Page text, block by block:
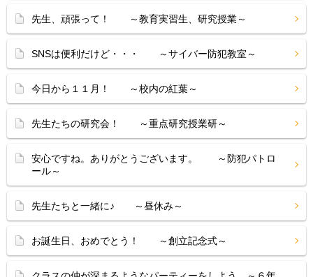
先生、頑張って！ ～教育実習生、研究授業～
SNSは便利だけど・・・ ～サイバー防犯教室～
今日から１１月！ ～校内の紅葉～
先生たちの研究会！ ～重点研究授業研～
安心ですね。ありがとうございます。 ～防犯パトロ
ール～
先生たちと一緒に♪ ～昼休み～
お誕生日、おめでとう！ ～創立記念式～